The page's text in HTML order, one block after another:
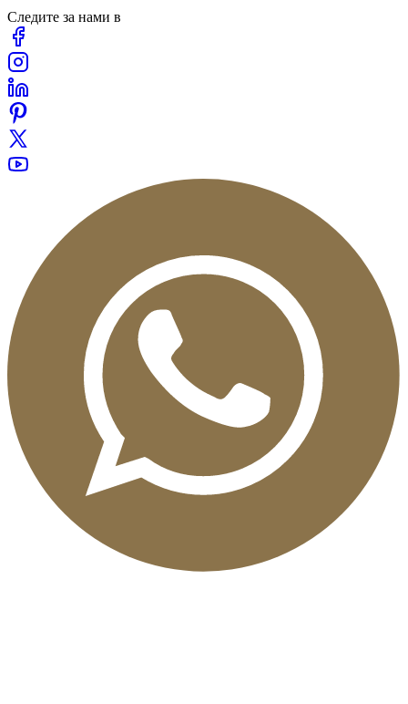
Следите за нами в